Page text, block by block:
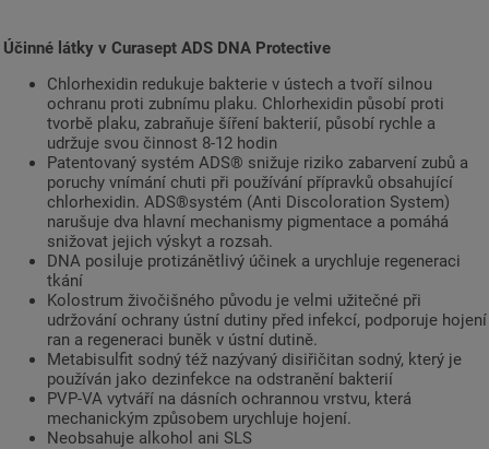
Účinné látky v Curasept ADS DNA Protective
Chlorhexidin redukuje bakterie v ústech a tvoří silnou
ochranu proti zubnímu plaku. Chlorhexidin působí proti
tvorbě plaku, zabraňuje šíření bakterií, působí rychle a
udržuje svou činnost 8-12 hodin
Patentovaný systém ADS® snižuje riziko zabarvení zubů a
poruchy vnímání chuti při používání přípravků obsahující
chlorhexidin. ADS®systém (Anti Discoloration System)
narušuje dva hlavní mechanismy pigmentace a pomáhá
snižovat jejich výskyt a rozsah.
DNA posiluje protizánětlivý účinek a urychluje regeneraci
tkání
Kolostrum živočišného původu je velmi užitečné při
udržování ochrany ústní dutiny před infekcí, podporuje hojení
ran a regeneraci buněk v ústní dutině.
Metabisulfit sodný též nazývaný disiřičitan sodný, který je
používán jako dezinfekce na odstranění bakterií
PVP-VA vytváří na dásních ochrannou vrstvu, která
mechanickým způsobem urychluje hojení.
Neobsahuje alkohol ani SLS